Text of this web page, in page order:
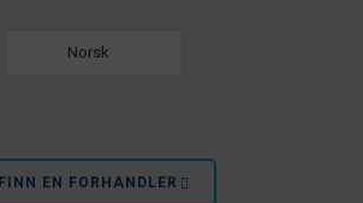
Norsk
FINN EN FORHANDLER